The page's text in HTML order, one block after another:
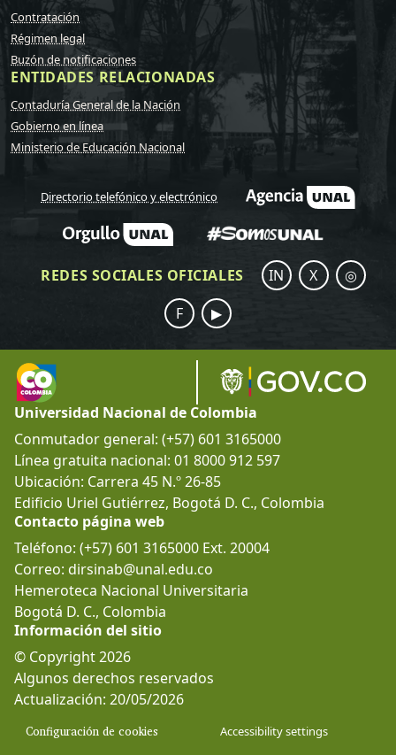
Contratación
Régimen legal
Buzón de notificaciones
ENTIDADES RELACIONADAS
Contaduría General de la Nación
Gobierno en línea
Ministerio de Educación Nacional
Directorio telefónico y electrónico
REDES SOCIALES OFICIALES IN X
◎
F
▶
Universidad Nacional de Colombia
Conmutador general: (+57) 601 3165000
Línea gratuita nacional: 01 8000 912 597
Ubicación: Carrera 45 N.º 26-85
Edificio Uriel Gutiérrez, Bogotá D. C., Colombia
Contacto página web
Teléfono: (+57) 601 3165000 Ext. 20004
Correo: dirsinab@unal.edu.co
Hemeroteca Nacional Universitaria
Bogotá D. C., Colombia
Información del sitio
© Copyright 2026
Algunos derechos reservados
Actualización: 20/05/2026
Configuración de cookies
Accessibility settings